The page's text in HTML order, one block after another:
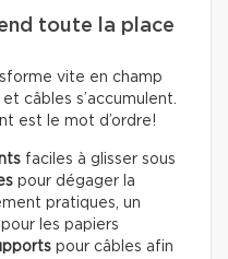
toute la place
vite en champ
câbles s’accumulent.
est le mot d’ordre!
faciles à glisser sous
pour dégager la
pratiques, un
les papiers
pour câbles afin